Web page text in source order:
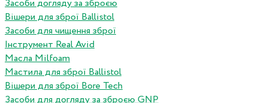
Засоби догляду за зброєю
Вішери для зброї Ballistol
Засоби для чищення зброї
Інструмент Real Avid
Масла Milfoam
Мастила для зброї Ballistol
Вішери для зброї Bore Tech
Засоби для догляду за зброєю GNP